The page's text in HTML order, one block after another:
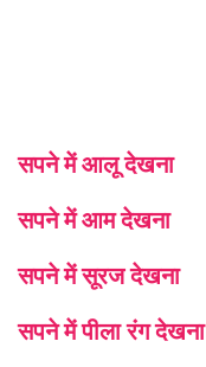
सपने में आलू देखना
सपने में आम देखना
सपने में सूरज देखना
सपने में पीला रंग देखना